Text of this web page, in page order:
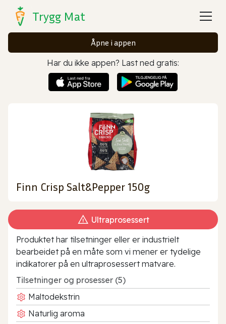
Trygg Mat
Åpne i appen
Har du ikke appen? Last ned gratis:
Finn Crisp Salt&Pepper 150g
Ultraprosessert
Produktet har tilsetninger eller er industrielt
bearbeidet på en måte som vi mener er tydelige
indikatorer på en ultraprosessert matvare.
Tilsetninger og prosesser (5)
Maltodekstrin
Naturlig aroma